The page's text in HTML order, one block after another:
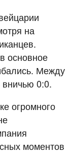
на
основное
Между
0:0.
огромного
моментов